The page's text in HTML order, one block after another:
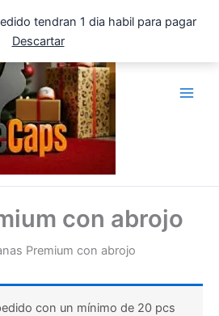
tendran 1 dia habil para pagar
Descartar
con abrojo
Premium con abrojo
con un mínimo de 20 pcs